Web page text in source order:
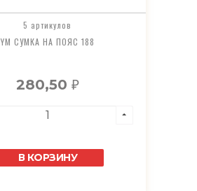
5 артикулов
YM СУМКА НА ПОЯС 188
280,50 ₽
В КОРЗИНУ